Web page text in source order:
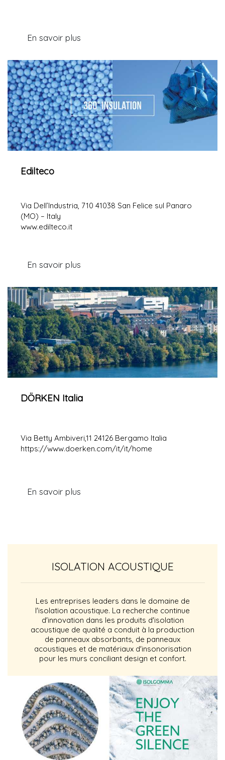
En savoir plus
Edilteco
Via Dell’Industria, 710 41038 San Felice sul Panaro
(MO) – Italy
www.edilteco.it
En savoir plus
DÖRKEN Italia
Via Betty Ambiveri,11 24126 Bergamo Italia
https://www.doerken.com/it/it/home
En savoir plus
ISOLATION ACOUSTIQUE
Les entreprises leaders dans le domaine de
l'isolation acoustique. La recherche continue
d'innovation dans les produits d'isolation
acoustique de qualité a conduit à la production
de panneaux absorbants, de panneaux
acoustiques et de matériaux d'insonorisation
pour les murs conciliant design et confort.